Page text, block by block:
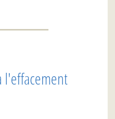
l'effacement